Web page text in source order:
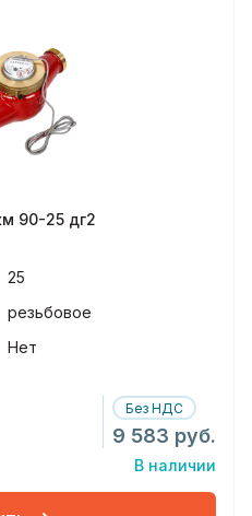
90-25 дг2
25
резьбовое
Нет
Без НДС
9 583 руб.
В наличии